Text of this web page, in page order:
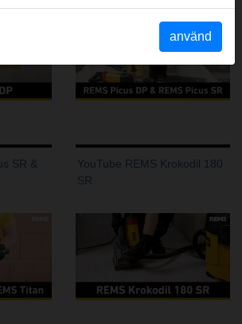
SR &
YouTube REMS Krokodil 180
SR
använd